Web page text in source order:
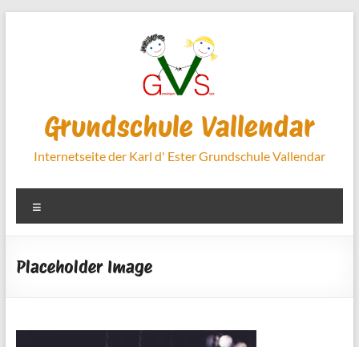
Grundschule Vallendar
Internetseite der Karl d' Ester Grundschule Vallendar
Placeholder Image